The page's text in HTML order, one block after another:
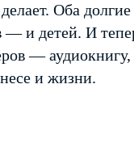
Оба долгие
— и детей. И
—
и жизни.